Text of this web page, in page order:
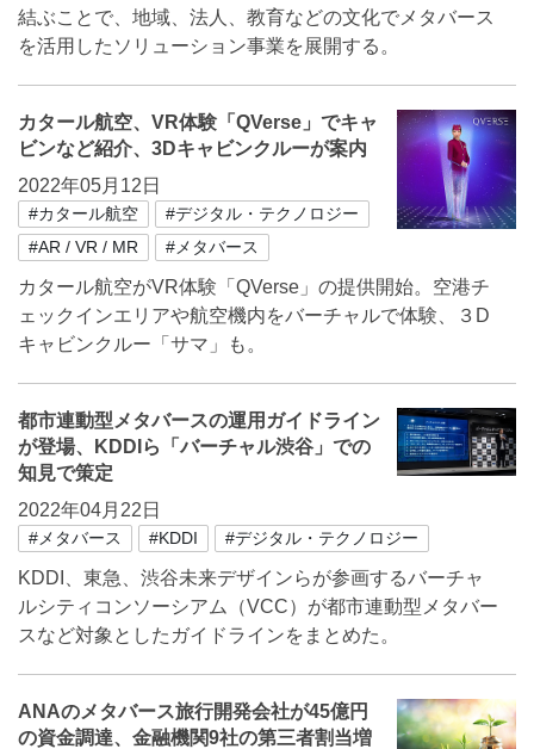
結ぶことで、地域、法人、教育などの文化でメタバース
を活用したソリューション事業を展開する。
カタール航空、VR体験「QVerse」でキャ
ビンなど紹介、3Dキャビンクルーが案内
2022年05月12日
#カタール航空
#デジタル・テクノロジー
#AR / VR / MR
#メタバース
カタール航空がVR体験「QVerse」の提供開始。空港チ
ェックインエリアや航空機内をバーチャルで体験、３D
キャビンクルー「サマ」も。
都市連動型メタバースの運用ガイドライン
が登場、KDDIら「バーチャル渋谷」での
知見で策定
2022年04月22日
#メタバース #KDDI #デジタル・テクノロジー
KDDI、東急、渋谷未来デザインらが参画するバーチャ
ルシティコンソーシアム（VCC）が都市連動型メタバー
スなど対象としたガイドラインをまとめた。
ANAのメタバース旅行開発会社が45億円
の資金調達、金融機関9社の第三者割当増